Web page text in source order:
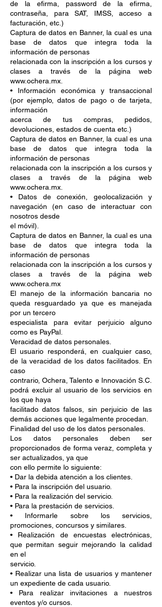
de la efirma, password de la efirma,
contraseña, para SAT, IMSS, acceso a
facturación, etc.)
Captura de datos en Banner, la cual es una
base de datos que integra toda la
información de personas
relacionada con la inscripción a los cursos y
clases a través de la página web
www.ochera.mx.
• Información económica y transaccional
(por ejemplo, datos de pago o de tarjeta,
información
acerca de tus compras, pedidos,
devoluciones, estados de cuenta etc.)
Captura de datos en Banner, la cual es una
base de datos que integra toda la
información de personas
relacionada con la inscripción a los cursos y
clases a través de la página web
www.ochera.mx.
• Datos de conexión, geolocalización y
navegación (en caso de interactuar con
nosotros desde
el móvil).
Captura de datos en Banner, la cual es una
base de datos que integra toda la
información de personas
relacionada con la inscripción a los cursos y
clases a través de la página web
www.ochera.mx
El manejo de la información bancaria no
queda resguardado ya que es manejada
por un tercero
especialista para evitar perjuicio alguno
como es PayPal.
Veracidad de datos personales.
El usuario responderá, en cualquier caso,
de la veracidad de los datos facilitados. En
caso
contrario, Ochera, Talento e Innovación S.C.
podrá excluir al usuario de los servicios en
los que haya
facilitado datos falsos, sin perjuicio de las
demás acciones que legalmente procedan.
Finalidad del uso de los datos personales.
Los datos personales deben ser
proporcionados de forma veraz, completa y
ser actualizados, ya que
con ello permite lo siguiente:
• Dar la debida atención a los clientes.
• Para la inscripción del usuario.
• Para la realización del servicio.
• Para la prestación de servicios.
• Informarle sobre los servicios,
promociones, concursos y similares.
• Realización de encuestas electrónicas,
que permitan seguir mejorando la calidad
en el
servicio.
• Realizar una lista de usuarios y mantener
un expediente de cada usuario.
• Para realizar invitaciones a nuestros
eventos y/o cursos.